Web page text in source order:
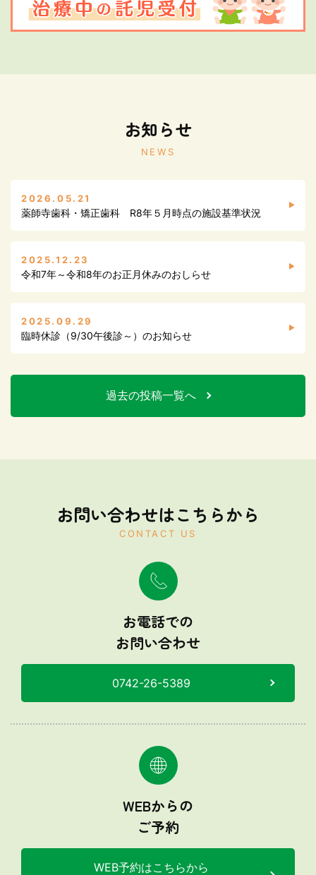
お知らせ
NEWS
2026.05.21
薬師寺歯科・矯正歯科 R8年５月時点の施設基準状況
2025.12.23
令和7年～令和8年のお正月休みのおしらせ
2025.09.29
臨時休診（9/30午後診～）のお知らせ
過去の投稿一覧へ
お問い合わせはこちらから
CONTACT US
お電話での
お問い合わせ
0742-26-5389
WEBからの
ご予約
WEB予約はこちらから